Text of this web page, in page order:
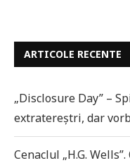
ARTICOLE RECENTE
„Disclosure Day” –
extratereștri, dar
Cenaclul „H.G.